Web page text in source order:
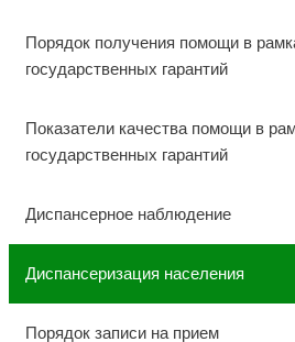
Порядок получения помощи в
государственных гарантий
Показатели качества помощи в
государственных гарантий
Диспансерное наблюдение
Диспансеризация населения
Порядок записи на прием